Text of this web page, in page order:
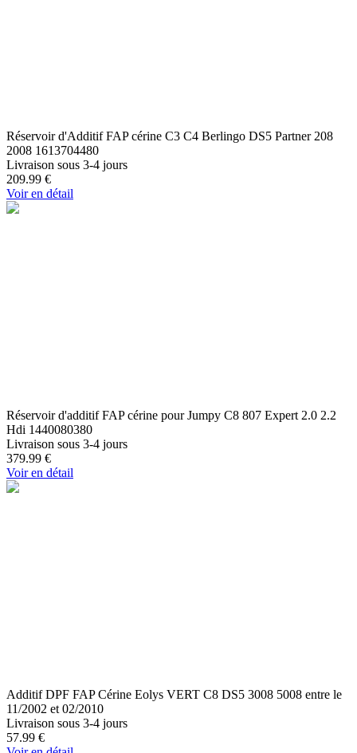
Réservoir d'Additif FAP cérine C3 C4 Berlingo DS5 Partner 208
2008 1613704480
Livraison sous 3-4 jours
209.99 €
Voir en détail
Réservoir d'additif FAP cérine pour Jumpy C8 807 Expert 2.0 2.2
Hdi 1440080380
Livraison sous 3-4 jours
379.99 €
Voir en détail
Additif DPF FAP Cérine Eolys VERT C8 DS5 3008 5008 entre le
11/2002 et 02/2010
Livraison sous 3-4 jours
57.99 €